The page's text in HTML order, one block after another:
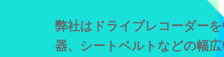
弊社はドライブレコーダー
器、シートベルトなどの幅